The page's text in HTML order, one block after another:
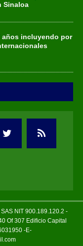
Sinaloa
años incluyendo por
NIT 900.189.120.2 -
Of 307 Edificio Capital
-E-